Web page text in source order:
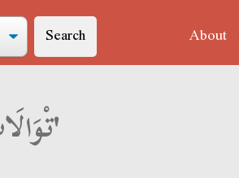
Search About
Derja translation of 'تْوَالَاتْ عَرْبِي'